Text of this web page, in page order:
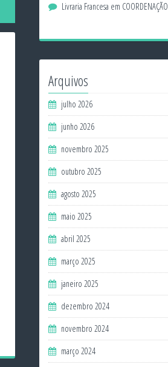
Livraria Francesa em COORDENAÇÃO
Arquivos
julho 2026
junho 2026
novembro 2025
outubro 2025
agosto 2025
maio 2025
abril 2025
março 2025
janeiro 2025
dezembro 2024
novembro 2024
março 2024